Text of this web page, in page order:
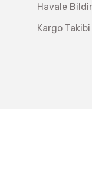
Havale
Kargo Takibi